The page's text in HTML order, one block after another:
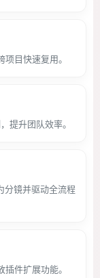
目快速复用。
提升团队效率。
分镜并驱动全流程
件扩展功能。